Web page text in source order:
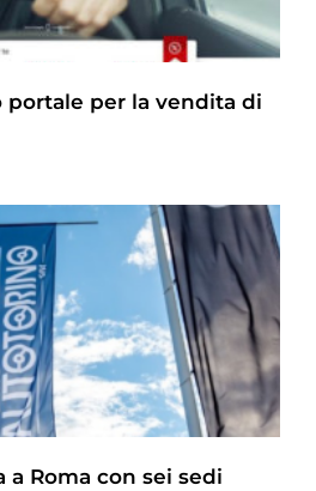
portale per la vendita di
Roma con sei sedi